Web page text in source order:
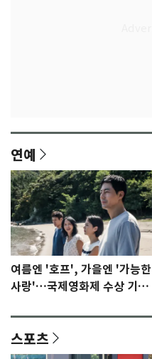
연예
여름엔 '호프', 가을엔 '가능한
사랑'…국제영화제 수상 기대
스포츠